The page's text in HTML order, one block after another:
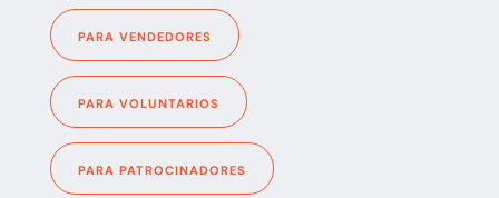
PARA VENDEDORES
PARA VOLUNTARIOS
PARA PATROCINADORES